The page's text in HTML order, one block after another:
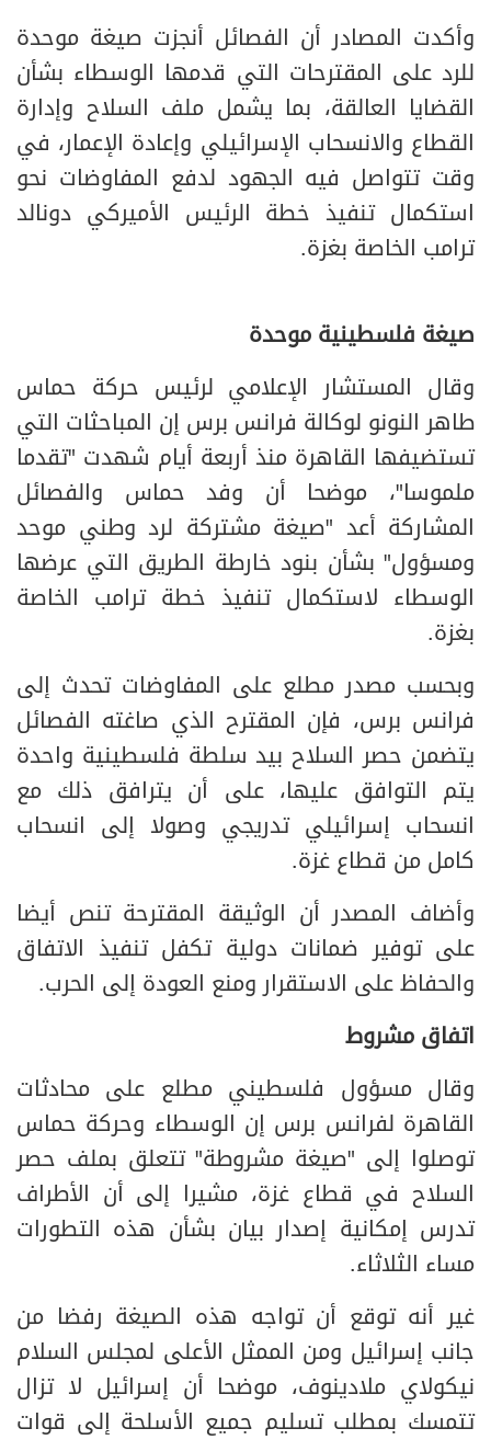
وأكدت المصادر أن الفصائل أنجزت صيغة موحدة
للرد على المقترحات التي قدمها الوسطاء بشأن
القضايا العالقة، بما يشمل ملف السلاح وإدارة
القطاع والانسحاب الإسرائيلي وإعادة الإعمار، في
وقت تتواصل فيه الجهود لدفع المفاوضات نحو
استكمال تنفيذ خطة الرئيس الأميركي دونالد
ترامب الخاصة بغزة.
صيغة فلسطينية موحدة
وقال المستشار الإعلامي لرئيس حركة حماس
طاهر النونو لوكالة فرانس برس إن المباحثات التي
تستضيفها القاهرة منذ أربعة أيام شهدت "تقدما
ملموسا"، موضحا أن وفد حماس والفصائل
المشاركة أعد "صيغة مشتركة لرد وطني موحد
ومسؤول" بشأن بنود خارطة الطريق التي عرضها
الوسطاء لاستكمال تنفيذ خطة ترامب الخاصة
بغزة.
وبحسب مصدر مطلع على المفاوضات تحدث إلى
فرانس برس، فإن المقترح الذي صاغته الفصائل
يتضمن حصر السلاح بيد سلطة فلسطينية واحدة
يتم التوافق عليها، على أن يترافق ذلك مع
انسحاب إسرائيلي تدريجي وصولا إلى انسحاب
كامل من قطاع غزة.
وأضاف المصدر أن الوثيقة المقترحة تنص أيضا
على توفير ضمانات دولية تكفل تنفيذ الاتفاق
والحفاظ على الاستقرار ومنع العودة إلى الحرب.
اتفاق مشروط
وقال مسؤول فلسطيني مطلع على محادثات
القاهرة لفرانس برس إن الوسطاء وحركة حماس
توصلوا إلى "صيغة مشروطة" تتعلق بملف حصر
السلاح في قطاع غزة، مشيرا إلى أن الأطراف
تدرس إمكانية إصدار بيان بشأن هذه التطورات
مساء الثلاثاء.
غير أنه توقع أن تواجه هذه الصيغة رفضا من
جانب إسرائيل ومن الممثل الأعلى لمجلس السلام
نيكولاي ملادينوف، موضحا أن إسرائيل لا تزال
تتمسك بمطلب تسليم جميع الأسلحة إلى قوات